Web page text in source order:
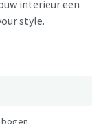
interieur een
style.
bogen